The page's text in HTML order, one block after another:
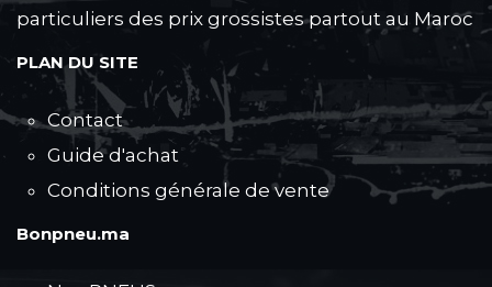
particuliers des prix grossistes partout au Maroc
PLAN DU SITE
Contact
Guide d'achat
Conditions générale de vente
Bonpneu.ma